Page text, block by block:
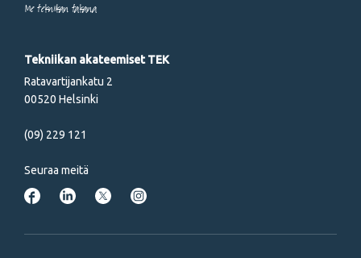
Me tekniikan takana
Tekniikan akateemiset TEK
Ratavartijankatu 2
00520 Helsinki
(09) 229 121
Seuraa meitä